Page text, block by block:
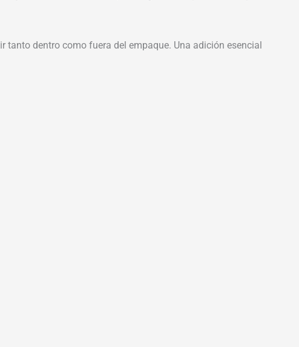
tanto dentro como fuera del empaque. Una adición esencial